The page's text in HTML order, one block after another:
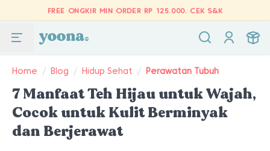
FREE ONGKIR MIN ORDER RP 125.000. CEK S&K
Home / Blog / Hidup Sehat / Perawatan Tubuh
7 Manfaat Teh Hijau untuk Wajah,
Cocok untuk Kulit Berminyak
dan Berjerawat